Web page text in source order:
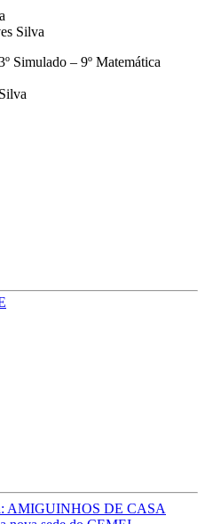
Silva
Simulado – 9º Matemática